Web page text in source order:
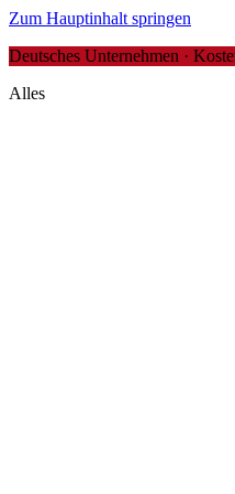
Zum Hauptinhalt springen
Deutsches Unternehmen ·
Alles